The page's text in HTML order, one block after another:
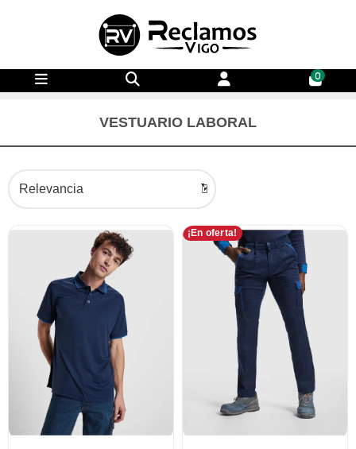
0
VESTUARIO LABORAL
¡En oferta!